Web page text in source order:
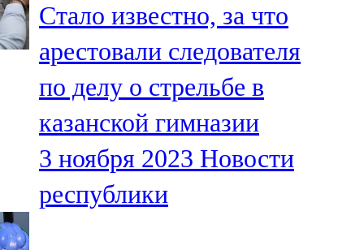
106,1 FM
Кама тамагы
71,51 FM
Кукмара
107,9 FM
Лениногорский
Стало известно, за что
арестовали следователя
по делу о стрельбе в
казанской гимназии
3 ноября 2023 Новости
республики